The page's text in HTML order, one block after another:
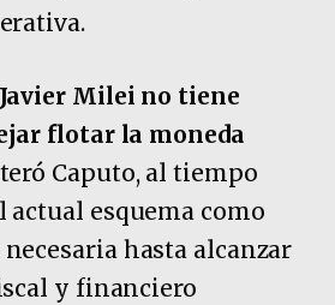
Milei no tiene
flotar la moneda
Caputo, al tiempo
actual esquema como
hasta alcanzar
y financiero